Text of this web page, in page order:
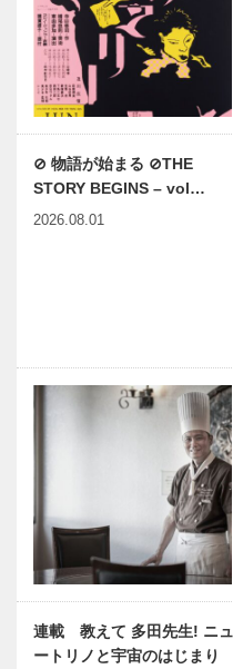
⊘ 物語が始まる ⊘THE
STORY BEGINS – vol…
2026.08.01
連載 教えて 多田先生! ニュ
ートリノと宇宙のはじまり